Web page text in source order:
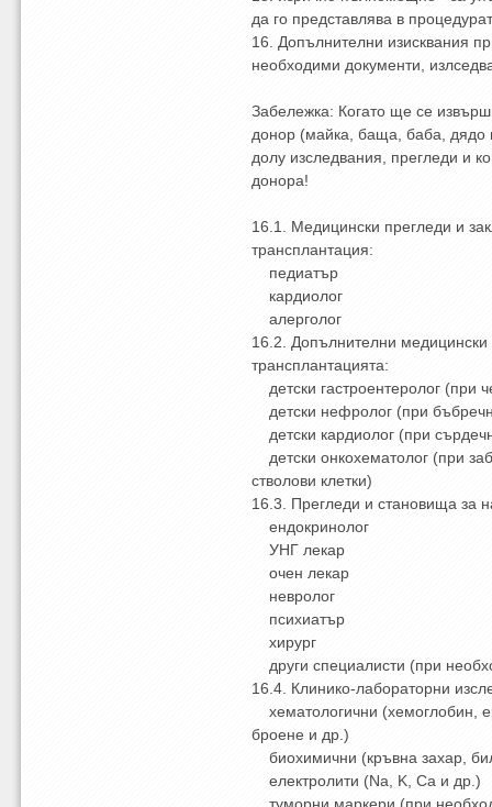
да го представлява в
16. Допълнителни изисквания
необходими документи,
Забележка: Когато ще се
донор (майка, баща, баба, дядо
долу изследвания, прегледи и
донора!
16.1. Медицински прегледи и
трансплантация:
педиатър
кардиолог
алерголог
16.2. Допълнителни медицински
трансплантацията:
детски гастроентеролог (при
детски нефролог (при
детски кардиолог (при
детски онкохематолог (при
стволови клетки)
16.3. Прегледи и становища за
ендокринолог
УНГ лекар
очен лекар
невролог
психиатър
хирург
други специалисти (при
16.4. Клинико-лабораторни
хематологични (хемоглобин,
броене и др.)
биохимични (кръвна захар,
електролити (Na, K, Ca и др.)